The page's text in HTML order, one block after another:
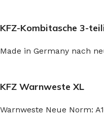
KFZ-Kombitasche 3-
Made in Germany nach
KFZ Warnweste XL
Warnweste Neue Norm: